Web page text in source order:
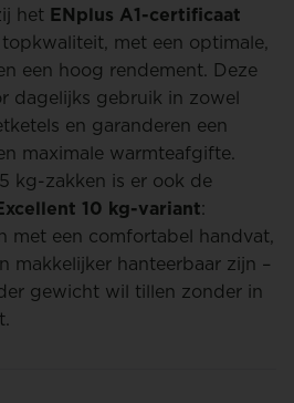
het ENplus A1-certificaat
met een optimale,
een hoog rendement. Deze
dagelijks gebruik in zowel
en garanderen een
maximale warmteafgifte.
kg-zakken is er ook de
10 kg-variant:
met een comfortabel handvat,
makkelijker hanteerbaar zijn –
gewicht wil tillen zonder in